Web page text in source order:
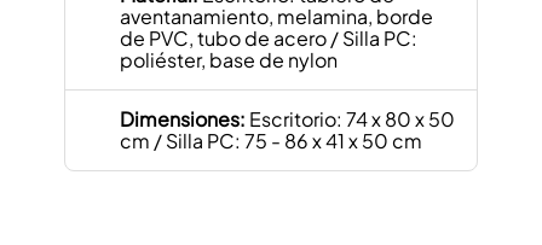
aventanamiento, melamina, borde
de PVC, tubo de acero / Silla PC:
poliéster, base de nylon
Dimensiones: Escritorio: 74 x 80 x 50
cm / Silla PC: 75 - 86 x 41 x 50 cm